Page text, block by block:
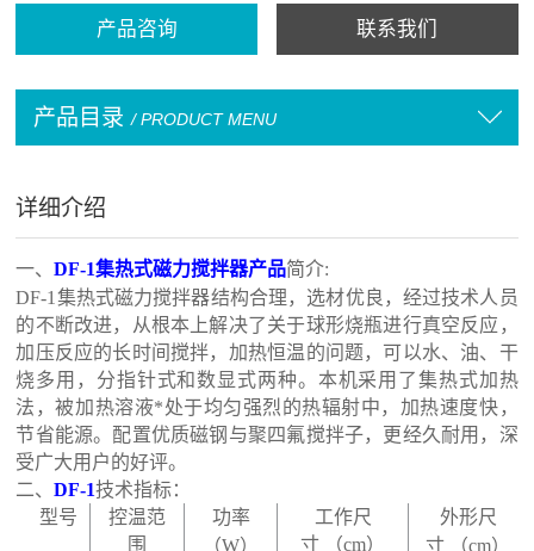
产品咨询 联系我们
产品目录 / PRODUCT MENU
详细介绍
一、DF-1集热式磁力搅拌器产品简介:
DF-1 集热式磁力搅拌器结构合理，选材优良，经过技术人员
的不断改进，从根本上解决了关于球形烧瓶进行真空反应，
加压反应的长时间搅拌，加热恒温的问题，可以水、油、干
烧多用，分指针式和数显式两种。本机采用了集热式加热
法，被加热溶液*处于均匀强烈的热辐射中，加热速度快，
节省能源。配置优质磁钢与聚四氟搅拌子，更经久耐用，深
受广大用户的好评。
二、DF-1技术指标：
型号
控温范
围
功率
（W）
工作尺
寸
（cm）
外形尺
寸
（cm）